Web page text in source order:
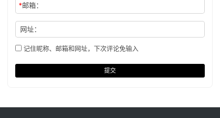
*邮箱：
网址：
记住昵称、邮箱和网址，下次评论免输入
提交